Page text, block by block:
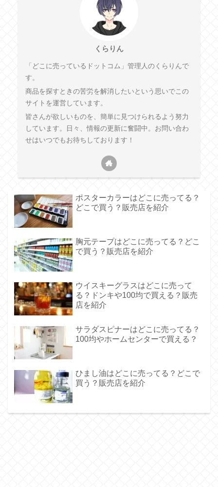
くらりん
「どこに売っているドットコム」管理人のくらりんで
す。
商品を探すときの苦労を解消したいという思いでこの
サイトを運営しています。
皆さんが欲しいものを、簡単に見つけられるよう努力
しています。日々、情報の更新に奮闘中。お問い合わ
せはいつでもお待ちしております！
ポスターカラーはどこに売ってる？
どこで買う？販売店を紹介
胸元テープはどこに売ってる？どこ
で買う？販売店を紹介
ウイスキーグラスはどこに売って
る？ドンキや100均で買える？販売
店を紹介
サラダスピナーはどこに売ってる？
100均やホームセンターで買える？
ひまし油はどこに売ってる？どこで
買う？販売店を紹介